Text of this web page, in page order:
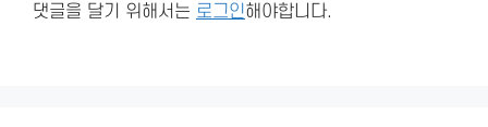
댓글을 달기 위해서는 로그인해야합니다.